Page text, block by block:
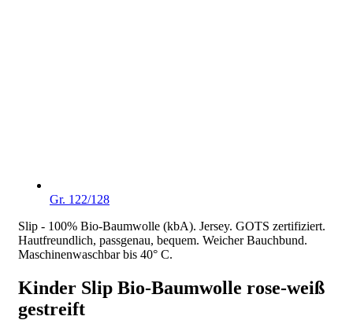
Gr. 122/128
Slip - 100% Bio-Baumwolle (kbA). Jersey. GOTS zertifiziert.
Hautfreundlich, passgenau, bequem. Weicher Bauchbund.
Maschinenwaschbar bis 40° C.
Kinder Slip Bio-Baumwolle rose-weiß
gestreift